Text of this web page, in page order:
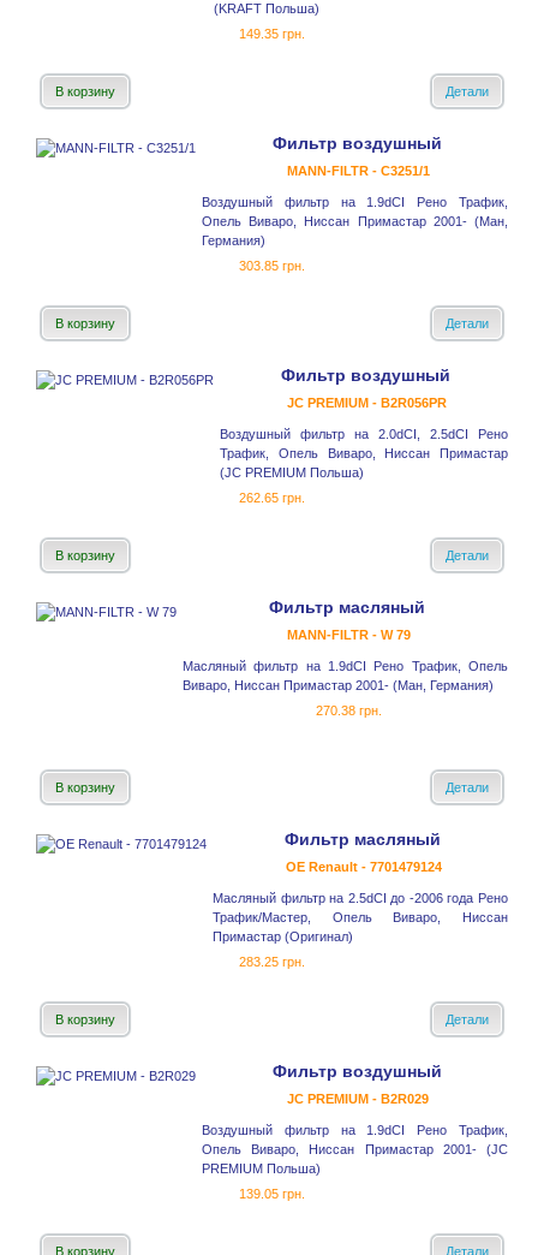
(KRAFT Польша)
149.35 грн.
В корзину Детали
Фильтр воздушный
MANN-FILTR - C3251/1
Воздушный фильтр на 1.9dCI Рено Трафик,
Опель Виваро, Ниссан Примастар 2001- (Ман,
Германия)
303.85 грн.
В корзину Детали
Фильтр воздушный
JC PREMIUM - B2R056PR
Воздушный фильтр на 2.0dCI, 2.5dCI Рено
Трафик, Опель Виваро, Ниссан Примастар
(JC PREMIUM Польша)
262.65 грн.
В корзину Детали
Фильтр масляный
MANN-FILTR - W 79
Масляный фильтр на 1.9dCI Рено Трафик, Опель
Виваро, Ниссан Примастар 2001- (Ман, Германия)
270.38 грн.
В корзину Детали
Фильтр масляный
OE Renault - 7701479124
Масляный фильтр на 2.5dCI до -2006 года Рено
Трафик/Мастер, Опель Виваро, Ниссан
Примастар (Оригинал)
283.25 грн.
В корзину Детали
Фильтр воздушный
JC PREMIUM - B2R029
Воздушный фильтр на 1.9dCI Рено Трафик,
Опель Виваро, Ниссан Примастар 2001- (JC
PREMIUM Польша)
139.05 грн.
В корзину Детали